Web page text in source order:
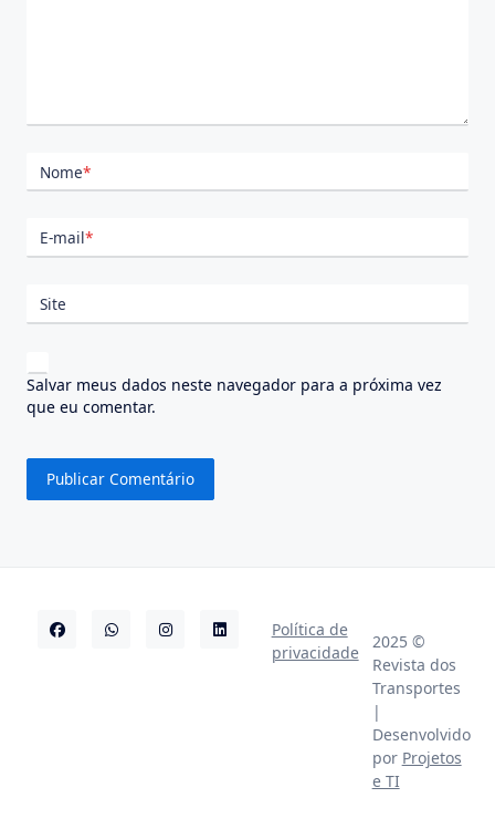
Nome*
E-mail*
Site
Salvar meus dados neste navegador para a próxima vez
que eu comentar.
Política de
privacidade
2025 ©
Revista dos
Transportes
|
Desenvolvido
por Projetos
e TI